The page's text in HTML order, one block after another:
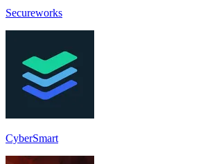
Secureworks
CyberSmart